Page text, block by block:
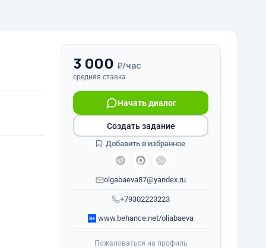
3 000 ₽/час
средняя ставка
+79302223223
Начать диалог
olgabaeva87@yandex.ru
www.behance.net/oliabaeva
Создать задание
Добавить в избранное
Пожаловаться на профиль